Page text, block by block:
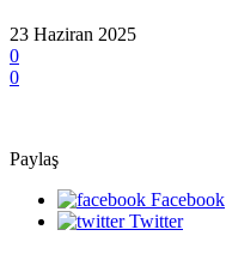
23 Haziran 2025
0
0
Paylaş
Facebook
Twitter